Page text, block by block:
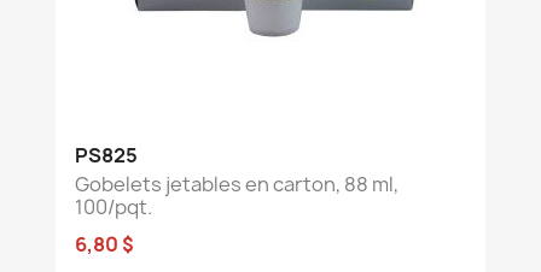
PS825
Gobelets jetables en carton, 88 ml,
100/pqt.
6,80 $